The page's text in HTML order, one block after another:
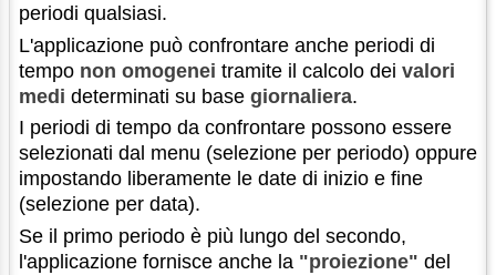
periodi qualsiasi.
L'applicazione può confrontare anche periodi di
tempo non omogenei tramite il calcolo dei valori
medi determinati su base giornaliera.
I periodi di tempo da confrontare possono essere
selezionati dal menu (selezione per periodo) oppure
impostando liberamente le date di inizio e fine
(selezione per data).
Se il primo periodo è più lungo del secondo,
l'applicazione fornisce anche la "proiezione" del